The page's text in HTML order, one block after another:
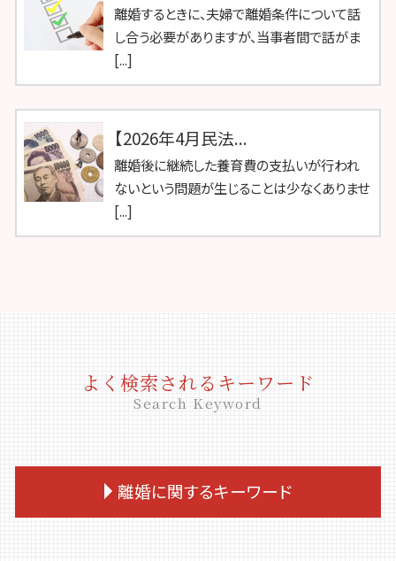
離婚するときに、夫婦で離婚条件について話
し合う必要がありますが、当事者間で話がま
[...]
【2026年4月民法...
離婚後に継続した養育費の支払いが行われ
ないという問題が生じることは少なくありませ
[...]
よく検索されるキーワード
Search Keyword
離婚に関するキーワード